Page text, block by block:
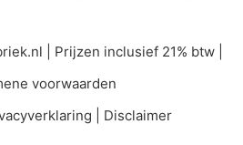
| Prijzen inclusief 21% btw |
voorwaarden
Disclaimer